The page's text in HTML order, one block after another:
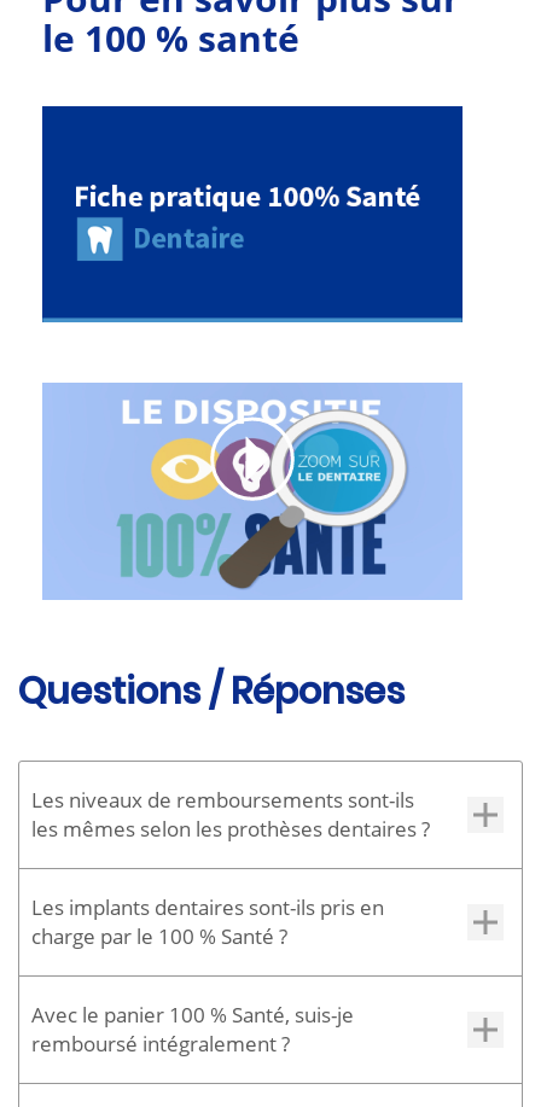
le 100 % santé
Questions / Réponses
Les niveaux de remboursements sont-ils
les mêmes selon les prothèses dentaires ?
matériaux utilisés pour les prothèses et de
la localisation des dents.
Les implants dentaires sont-ils pris en
charge par le 100 % Santé ?
dentaires dépend du niveau de couverture
de votre complémentaire santé.
Avec le panier 100 % Santé, suis-je
remboursé intégralement ?